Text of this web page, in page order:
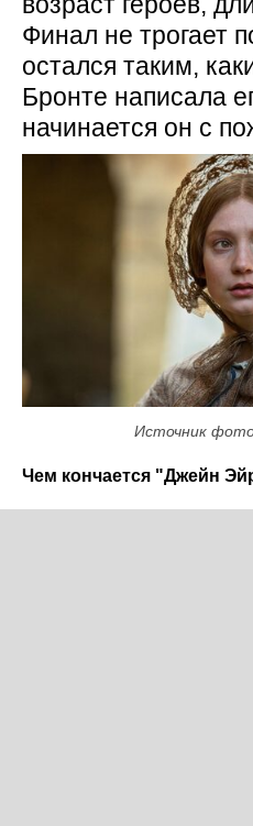
Финал не трогает
остался таким,
Бронте написала
начинается он с
Источник
Чем кончается "Джейн